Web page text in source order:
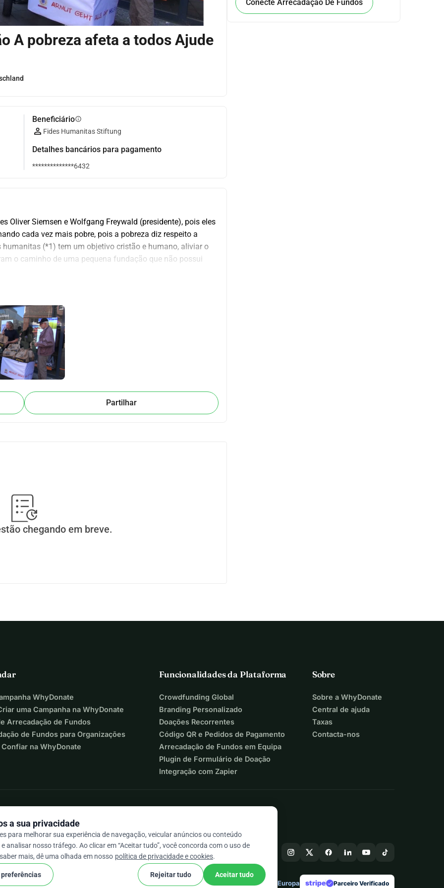
A pobreza afeta a todos Ajude
Beneficiárioinfo
Fides Humanitas Stiftung
Detalhes bancários para pagamento
**************6432
Oliver Siemsen e Wolfgang Freywald (presidente), pois eles
cada vez mais pobre, pois a pobreza diz respeito a
(*1) tem um objetivo cristão e humano, aliviar o
o caminho de uma pequena fundação que não possui
algo de bom para as pessoas, pois não recebi apenas
e nosso empenho, conseguimos dar às pessoas amor,
las materialmente.
em todo o mundo. Ela apoia pessoas crentes e
físico ou material.
temos a intenção de sermos neutros. Todas as pessoas
da Bíblia.
exterior, e gostaríamos de mencionar o Sri Lanka como
palestras, exposições, ações, por exemplo,
Partilhar
chegando em breve.
Conecte Arrecadação De Fundos
WhyDonate
uma Campanha na WhyDonate
Arrecadação de Fundos
de Fundos para Organizações
Confiar na WhyDonate
Funcionalidades da Plataforma
Crowdfunding Global
Branding Personalizado
Doações Recorrentes
Código QR e Pedidos de Pagamento
Arrecadação de Fundos em Equipa
Plugin de Formulário de Doação
Integração com Zapier
Sobre
Sobre a WhyDonate
Central de ajuda
Taxas
Contacta-nos
/ 5 com base em mais de 500 avaliações
cookie Feito na Europa stripe check Parceiro Verificado
a sua privacidade
para melhorar sua experiência de navegação, veicular anúncios ou conteúdo
analisar nosso tráfego. Ao clicar em “Aceitar tudo”, você concorda com o uso de
mais, dê uma olhada em nosso política de privacidade e cookies.
Rejeitar tudo Aceitar tudo